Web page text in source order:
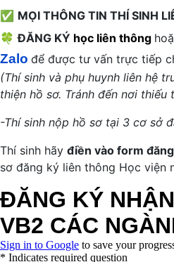
✅ MỌI THÔNG TIN THÍ SINH
🍀ĐĂNG KÝ học liên thông
Zalo để được tư vấn trực tiếp
(Thí sinh và phụ huynh liên hệ
thiện hồ sơ. Tránh đến nơi
-Thí sinh nộp hồ sơ tại 3 cơ sở
Thí sinh hãy điền vào form
sơ đăng ký liên thông Học viện